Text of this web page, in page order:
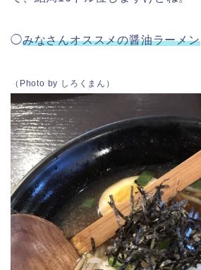
◯みなさんオススメの醤油ラーメン
（Photo by しろくまん）